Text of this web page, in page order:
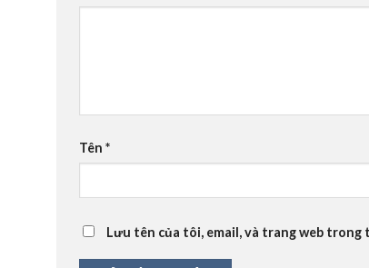
Tên *
Lưu tên của tôi, email, và trang web